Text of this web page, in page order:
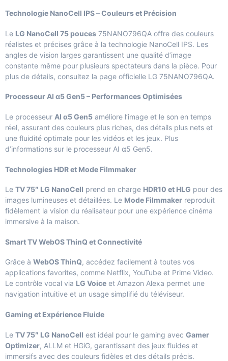
Technologie NanoCell IPS – Couleurs et Précision
Le LG NanoCell 75 pouces 75NANO796QA offre des couleurs
réalistes et précises grâce à la technologie NanoCell IPS. Les
angles de vision larges garantissent une qualité d’image
constante même pour plusieurs spectateurs dans la pièce. Pour
plus de détails, consultez la page officielle LG 75NANO796QA.
Processeur AI α5 Gen5 – Performances Optimisées
Le processeur AI α5 Gen5 améliore l’image et le son en temps
réel, assurant des couleurs plus riches, des détails plus nets et
une fluidité optimale pour les vidéos et les jeux. Plus
d’informations sur le processeur AI α5 Gen5.
Technologies HDR et Mode Filmmaker
Le TV 75″ LG NanoCell prend en charge HDR10 et HLG pour des
images lumineuses et détaillées. Le Mode Filmmaker reproduit
fidèlement la vision du réalisateur pour une expérience cinéma
immersive à la maison.
Smart TV WebOS ThinQ et Connectivité
Grâce à WebOS ThinQ, accédez facilement à toutes vos
applications favorites, comme Netflix, YouTube et Prime Video.
Le contrôle vocal via LG Voice et Amazon Alexa permet une
navigation intuitive et un usage simplifié du téléviseur.
Gaming et Expérience Fluide
Le TV 75″ LG NanoCell est idéal pour le gaming avec Gamer
Optimizer, ALLM et HGiG, garantissant des jeux fluides et
immersifs avec des couleurs fidèles et des détails précis.